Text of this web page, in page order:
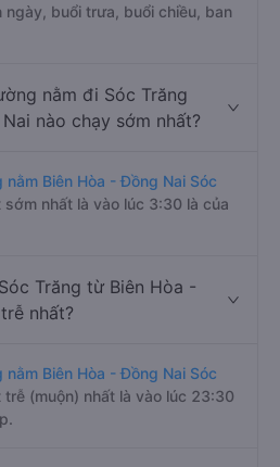
buổi trưa, buổi chiều, ban
nằm đi Sóc Trăng
nào chạy sớm nhất?
nằm Biên Hòa - Đồng Nai Sóc
nhất là vào lúc 3:30 là của
Trăng từ Biên Hòa -
nhất?
nằm Biên Hòa - Đồng Nai Sóc
(muộn) nhất là vào lúc 23:30